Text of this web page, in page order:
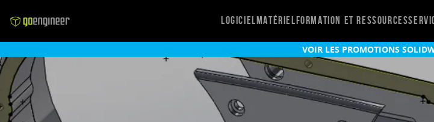
LogicielMatérielFormation et ressources
VOIR LES PROMOTIONS